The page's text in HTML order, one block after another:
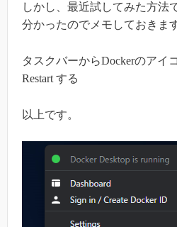
しかし、最近試してみた方法
分かったのでメモしておきます
タスクバーからDockerのアイ
Restart する
以上です。